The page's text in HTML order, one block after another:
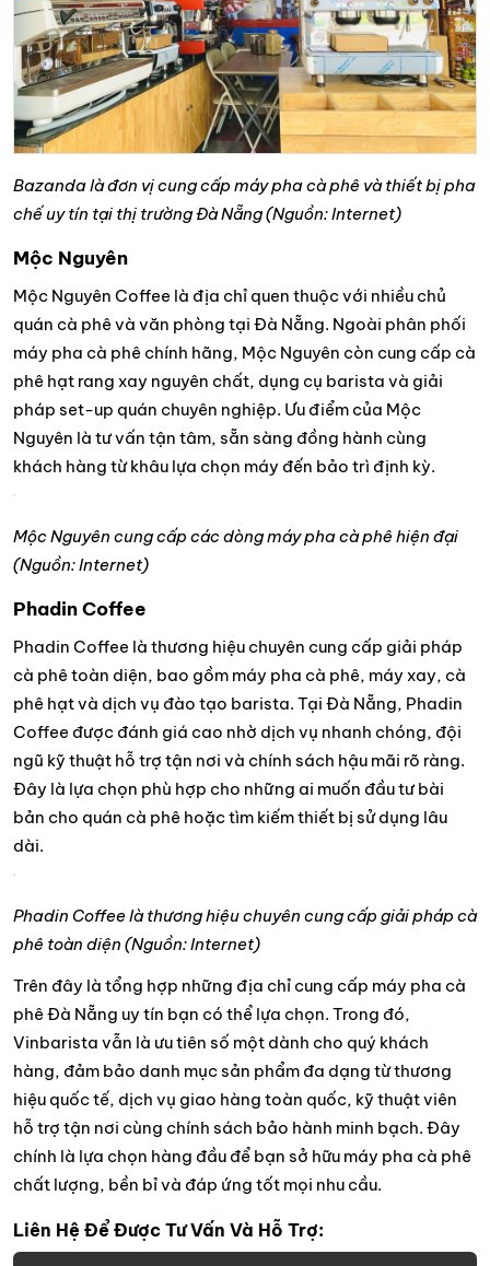
Bazanda là đơn vị cung cấp máy pha cà phê và thiết bị pha
chế uy tín tại thị trường Đà Nẵng (Nguồn: Internet)
Mộc Nguyên
Mộc Nguyên Coffee là địa chỉ quen thuộc với nhiều chủ
quán cà phê và văn phòng tại Đà Nẵng. Ngoài phân phối
máy pha cà phê chính hãng, Mộc Nguyên còn cung cấp cà
phê hạt rang xay nguyên chất, dụng cụ barista và giải
pháp set-up quán chuyên nghiệp. Ưu điểm của Mộc
Nguyên là tư vấn tận tâm, sẵn sàng đồng hành cùng
khách hàng từ khâu lựa chọn máy đến bảo trì định kỳ.
Mộc Nguyên cung cấp các dòng máy pha cà phê hiện đại
(Nguồn: Internet)
Phadin Coffee
Phadin Coffee là thương hiệu chuyên cung cấp giải pháp
cà phê toàn diện, bao gồm máy pha cà phê, máy xay, cà
phê hạt và dịch vụ đào tạo barista. Tại Đà Nẵng, Phadin
Coffee được đánh giá cao nhờ dịch vụ nhanh chóng, đội
ngũ kỹ thuật hỗ trợ tận nơi và chính sách hậu mãi rõ ràng.
Đây là lựa chọn phù hợp cho những ai muốn đầu tư bài
bản cho quán cà phê hoặc tìm kiếm thiết bị sử dụng lâu
dài.
Phadin Coffee là thương hiệu chuyên cung cấp giải pháp cà
phê toàn diện (Nguồn: Internet)
Trên đây là tổng hợp những địa chỉ cung cấp máy pha cà
phê Đà Nẵng uy tín bạn có thể lựa chọn. Trong đó,
Vinbarista vẫn là ưu tiên số một dành cho quý khách
hàng, đảm bảo danh mục sản phẩm đa dạng từ thương
hiệu quốc tế, dịch vụ giao hàng toàn quốc, kỹ thuật viên
hỗ trợ tận nơi cùng chính sách bảo hành minh bạch. Đây
chính là lựa chọn hàng đầu để bạn sở hữu máy pha cà phê
chất lượng, bền bỉ và đáp ứng tốt mọi nhu cầu.
Liên Hệ Để Được Tư Vấn Và Hỗ Trợ: